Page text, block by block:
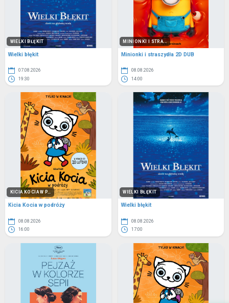
WIELKI BŁĘKIT
Wielki błękit
07.08.2026
19:30
MINIONKI I STRA...
Minionki i straszydła 2D DUB
08.08.2026
14:00
KICIA KOCIA W P...
Kicia Kocia w podróży
08.08.2026
16:00
WIELKI BŁĘKIT
Wielki błękit
08.08.2026
17:00